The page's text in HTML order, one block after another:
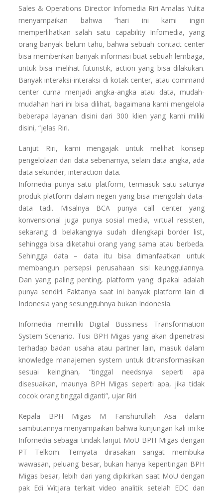
Sales & Operations Director Infomedia Riri Amalas Yulita
menyampaikan bahwa “hari ini kami ingin
memperlihatkan salah satu capability Infomedia, yang
orang banyak belum tahu, bahwa sebuah contact center
bisa memberikan banyak informasi buat sebuah lembaga,
untuk bisa melihat futuristik, action yang bisa dilakukan.
Banyak interaksi-interaksi di kotak center, atau command
center cuma menjadi angka-angka atau data, mudah-
mudahan hari ini bisa dilihat, bagaimana kami mengelola
beberapa layanan disini dari 300 klien yang kami miliki
disini, “jelas Riri.
Lanjut Riri, kami mengajak untuk melihat konsep
pengelolaan dari data sebenarnya, selain data angka, ada
data sekunder, interaction data.
Infomedia punya satu platform, termasuk satu-satunya
produk platform dalam negeri yang bisa mengolah data-
data tadi. Misalnya BCA punya call center yang
konvensional juga punya sosial media, virtual resisten,
sekarang di belakangnya sudah dilengkapi border list,
sehingga bisa diketahui orang yang sama atau berbeda.
Sehingga data – data itu bisa dimanfaatkan untuk
membangun persepsi perusahaan sisi keunggulannya.
Dan yang paling penting, platform yang dipakai adalah
punya sendiri. Faktanya saat ini banyak platform lain di
Indonesia yang sesungguhnya bukan Indonesia.
Infomedia memiliki Digital Bussiness Transformation
System Scenario. Tusi BPH Migas yang akan dipenetrasi
terhadap badan usaha atau partner lain, masuk dalam
knowledge manajemen system untuk ditransformasikan
sesuai keinginan, “tinggal needsnya seperti apa
disesuaikan, maunya BPH Migas seperti apa, jika tidak
cocok orang tinggal diganti”, ujar Riri
Kepala BPH Migas M Fanshurullah Asa dalam
sambutannya menyampaikan bahwa kunjungan kali ini ke
Infomedia sebagai tindak lanjut MoU BPH Migas dengan
PT Telkom. Ternyata dirasakan sangat membuka
wawasan, peluang besar, bukan hanya kepentingan BPH
Migas besar, lebih dari yang dipikirkan saat MoU dengan
pak Edi Witjara terkait video analitik setelah EDC dan